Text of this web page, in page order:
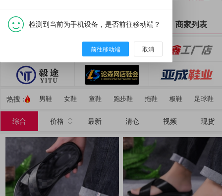
全部分类 首页 商家列表
热搜： 男鞋 女鞋 童鞋 跑步鞋 拖鞋 板鞋 足球鞋
综合 价格 最新 清仓 视频 现货
检测到当前为手机设备，是否前往移动端？
前往移动端 取消